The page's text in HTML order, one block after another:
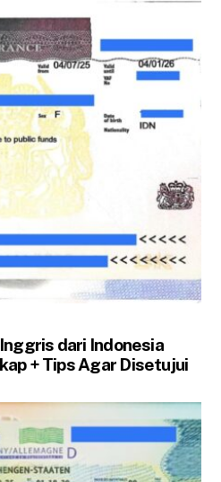
dari Indonesia
+ Tips Agar Disetujui